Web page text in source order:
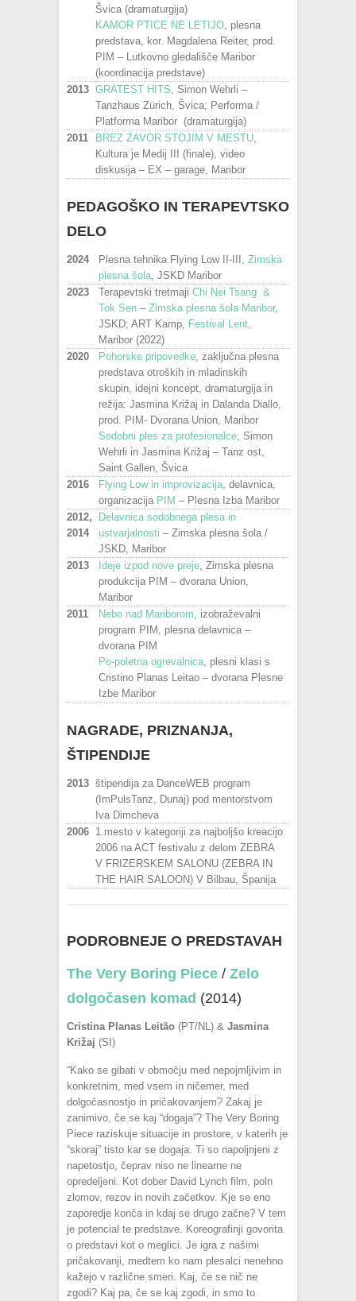
Švica (dramaturgija)
KAMOR PTICE NE LETIJO , plesna
predstava, kor. Magdalena Reiter, prod.
PIM – Lutkovno gledališče Maribor
(koordinacija predstave)
2013 GRATEST HITS , Simon Wehrli –
Tanzhaus Zürich, Švica; Performa /
Platforma Maribor (dramaturgija)
2011
BREZ ZAVOR STOJIM V MESTU
Kultura je Medij III (finale), video
diskusija – EX – garage, Maribor
PEDAGOŠKO IN TERAPEVTSKO
DELO
2024 Plesna tehnika Flying Low II-III, Zimska
plesna šola , JSKD Maribor
2023
Terapevtski tretmaji Chi Nei Tsang &
Tok Sen – Zimska plesna šola Maribor,
JSKD; ART Kamp, Festival Lent
Maribor (2022)
2020
Pohorske pripovedke , zaključna plesna
predstava otroških in mladinskih
skupin, idejni koncept, dramaturgija in
režija: Jasmina Križaj in Dalanda Diallo,
prod. PIM- Dvorana Union, Maribor
Sodobni ples za profesionalce , Simon
Wehrli in Jasmina Križaj – Tanz ost,
Saint Gallen, Švica
2016
Flying Low in improvizacija , delavnica,
organizacija PIM – Plesna Izba Maribor
2012,
2014
Delavnica sodobnega plesa in
ustvarjalnosti – Zimska plesna šola /
JSKD, Maribor
2013
Ideje izpod nove preje , Zimska plesna
produkcija PIM – dvorana Union,
Maribor
2011
Nebo nad Mariborom , izobraževalni
program PIM, plesna delavnica –
dvorana PIM
Po-poletna ogrevalnica , plesni klasi s
Cristino Planas Leitao – dvorana Plesne
Izbe Maribor
NAGRADE, PRIZNANJA,
ŠTIPENDIJE
2013 štipendija za DanceWEB program
(ImPulsTanz, Dunaj) pod mentorstvom
Iva Dimcheva
2006 1.mesto v kategoriji za najboljšo kreacijo
2006 na ACT festivalu z delom ZEBRA
V FRIZERSKEM SALONU (ZEBRA IN
THE HAIR SALOON) V Bilbau, Španija
PODROBNEJE O PREDSTAVAH
The Very Boring Piece / Zelo
dolgočasen komad (2014)
Cristina Planas Leitão (PT/NL) & Jasmina
Križaj (SI)
“Kako se gibati v območju med nepojmljivim in
konkretnim, med vsem in ničemer, med
dolgočasnostjo in pričakovanjem? Zakaj je
zanimivo, če se kaj “dogaja”? The Very Boring
Piece raziskuje situacije in prostore, v katerih je
“skoraj” tisto kar se dogaja. Ti so napoljnjeni z
napetostjo, čeprav niso ne linearne ne
opredeljeni. Kot dober David Lynch film, poln
zlomov, rezov in novih začetkov. Kje se eno
zaporedje konča in kdaj se drugo začne? V tem
je potencial te predstave. Koreografinji govorita
o predstavi kot o meglici. Je igra z našimi
pričakovanji, medtem ko nam plesalci nenehno
kažejo v različne smeri. Kaj, če se nič ne
zgodi? Kaj pa, če se kaj zgodi, in smo to